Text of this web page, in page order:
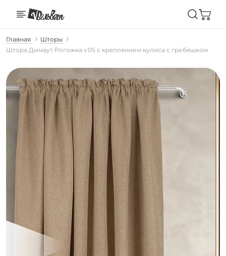
Главная
Шторы
Штора Димаут Рогожка v05 с креплением кулиса с гребешком